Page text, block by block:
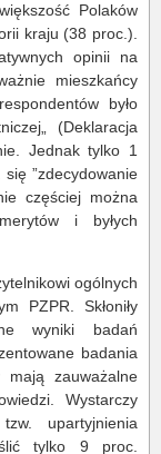
Polaków
kraju (38 proc.).
opinii na
mieszkańcy
było
(Deklaracja
Jednak tylko 1
”zdecydowanie
częściej można
i byłych
ogólnych
PZPR. Skłoniły
wyniki badań
badania
zauważalne
Wystarczy
upartyjnienia
tylko 9 proc.